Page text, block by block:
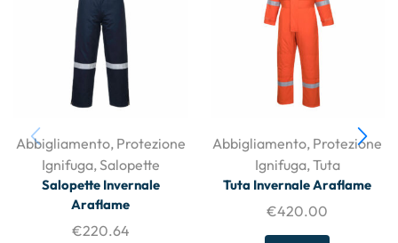
Abbigliamento, Protezione
Ignifuga,Salopette
Salopette Invernale
Araflame
€220.64
Abbigliamento, Protezione
Ignifuga,Tuta
Tuta Invernale Araflame
€420.00